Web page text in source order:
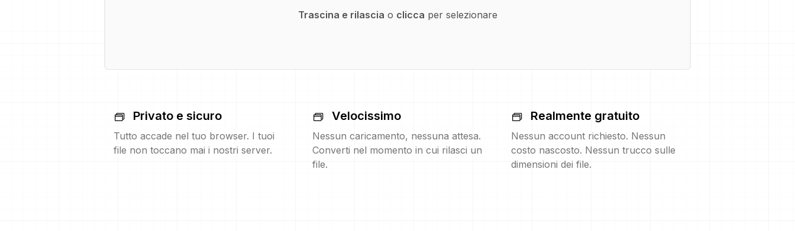
Trascina e rilascia o clicca per selezionare
Privato e sicuro
Tutto accade nel tuo browser. I tuoi
file non toccano mai i nostri server.
Velocissimo
Nessun caricamento, nessuna attesa.
Converti nel momento in cui rilasci un
file.
Realmente gratuito
Nessun account richiesto. Nessun
costo nascosto. Nessun trucco sulle
dimensioni dei file.